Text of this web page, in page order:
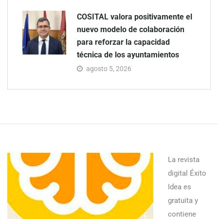
COSITAL valora positivamente el
nuevo modelo de colaboración
para reforzar la capacidad
técnica de los ayuntamientos
agosto 5, 2026
La revista
digital Éxito
Idea es
gratuita y
contiene